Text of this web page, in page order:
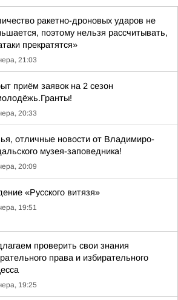
ракетно-дроновых ударов не
поэтому нельзя рассчитывать,
прекратятся»
21:03
приём заявок на 2 сезон
20:33
отличные новости от Владимиро-
музея-заповедника!
20:09
«Русского витязя»
19:51
проверить свои знания
права и избирательного
19:25